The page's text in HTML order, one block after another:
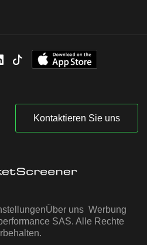
Kontaktieren Sie uns
Über uns Werbung
SAS. Alle Rechte